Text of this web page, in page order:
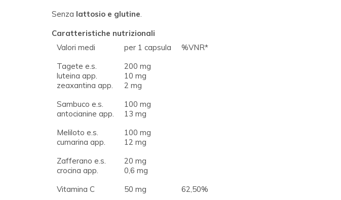
Senza lattosio e glutine.
Caratteristiche nutrizionali
Valori medi
per 1 capsula
%VNR*
Tagete e.s.
luteina app.
zeaxantina app.
200 mg
10 mg
2 mg
Sambuco e.s.
antocianine app.
100 mg
13 mg
Meliloto e.s.
cumarina app.
100 mg
12 mg
Zafferano e.s.
crocina app.
20 mg
0,6 mg
Vitamina C
50 mg
62,50%